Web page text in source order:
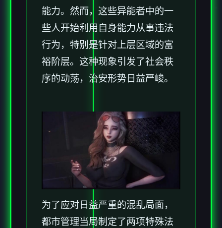
能力。然而，这些异能者中的一
些人开始利用自身能力从事违法
行为，特别是针对上层区域的富
裕阶层。这种现象引发了社会秩
序的动荡，治安形势日益严峻。
为了应对日益严重的混乱局面，
都市管理当局制定了两项特殊法